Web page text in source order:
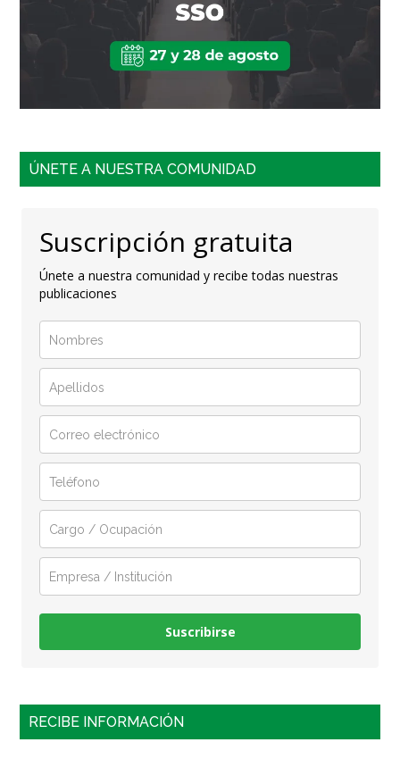
ÚNETE A NUESTRA COMUNIDAD
Suscripción gratuita
Únete a nuestra comunidad y recibe todas nuestras
publicaciones
Suscribirse
RECIBE INFORMACIÓN